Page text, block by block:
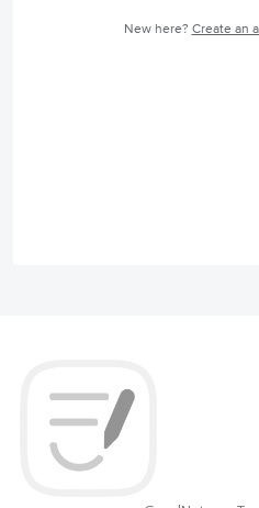
New here? Create an